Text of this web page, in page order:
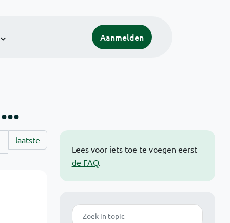
Aanmelden
Lees voor iets toe te voegen eerst
de FAQ.
Zoek
laatste